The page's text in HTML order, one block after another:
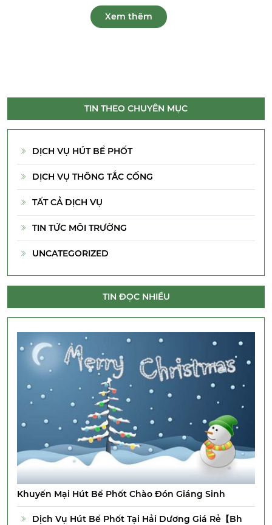
Xem thêm
TIN THEO CHUYÊN MỤC
DỊCH VỤ HÚT BỂ PHỐT
DỊCH VỤ THÔNG TẮC CỐNG
TẤT CẢ DỊCH VỤ
TIN TỨC MÔI TRƯỜNG
UNCATEGORIZED
TIN ĐỌC NHIỀU
Khuyến Mại Hút Bể Phốt Chào Đón Giáng Sinh
Dịch Vụ Hút Bể Phốt Tại Hải Dương Giá Rẻ【Bh